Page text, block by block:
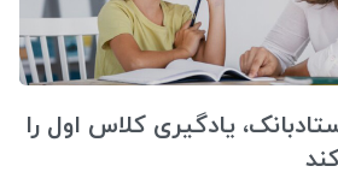
یادگیری کلاس اول را